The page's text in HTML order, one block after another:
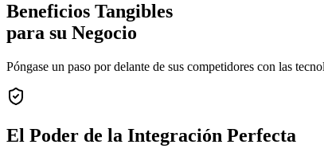
Beneficios Tangibles
para su Negocio
Póngase un paso por delante de sus competidores con las
El Poder de la Integración Perfecta